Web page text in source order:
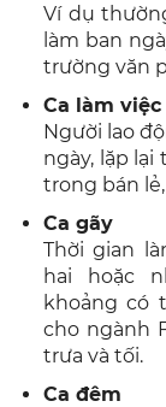
Ví dụ
làm ban
trường văn
Ca làm
Người lao
ngày, lặp
trong bán lẻ,
Ca gãy
Thời gian
hai hoặc
khoảng có
cho ngành
trưa và tối.
Ca đêm